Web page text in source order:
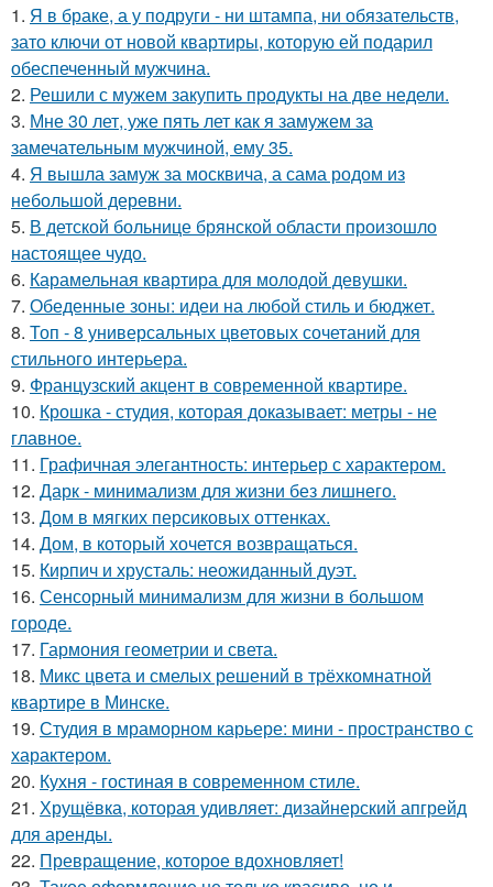
1. Я в браке, а у подруги - ни штампа, ни обязательств,
зато ключи от новой квартиры, которую ей подарил
обеспеченный мужчина.
2. Решили с мужем закупить продукты на две недели.
3. Мне 30 лет, уже пять лет как я замужем за
замечательным мужчиной, ему 35.
4. Я вышла замуж за москвича, а сама родом из
небольшой деревни.
5. В детской больнице брянской области произошло
настоящее чудо.
6. Карамельная квартира для молодой девушки.
7. Обеденные зоны: идеи на любой стиль и бюджет.
8. Топ - 8 универсальных цветовых сочетаний для
стильного интерьера.
9. Французский акцент в современной квартире.
10. Крошка - студия, которая доказывает: метры - не
главное.
11. Графичная элегантность: интерьер с характером.
12. Дарк - минимализм для жизни без лишнего.
13. Дом в мягких персиковых оттенках.
14. Дом, в который хочется возвращаться.
15. Кирпич и хрусталь: неожиданный дуэт.
16. Сенсорный минимализм для жизни в большом
городе.
17. Гармония геометрии и света.
18. Микс цвета и смелых решений в трёхкомнатной
квартире в Минске.
19. Студия в мраморном карьере: мини - пространство с
характером.
20. Кухня - гостиная в современном стиле.
21. Хрущёвка, которая удивляет: дизайнерский апгрейд
для аренды.
22. Превращение, которое вдохновляет!